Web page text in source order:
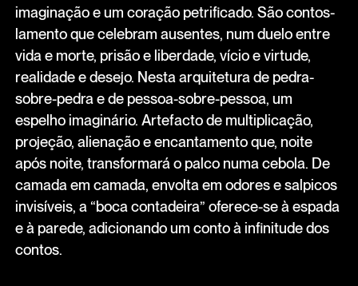
imaginação e um coração petrificado. São contos-
lamento que celebram ausentes, num duelo entre
vida e morte, prisão e liberdade, vício e virtude,
realidade e desejo. Nesta arquitetura de pedra-
sobre-pedra e de pessoa-sobre-pessoa, um
espelho imaginário. Artefacto de multiplicação,
projeção, alienação e encantamento que, noite
após noite, transformará o palco numa cebola. De
camada em camada, envolta em odores e salpicos
invisíveis, a “boca contadeira” oferece-se à espada
e à parede, adicionando um conto à infinitude dos
contos.